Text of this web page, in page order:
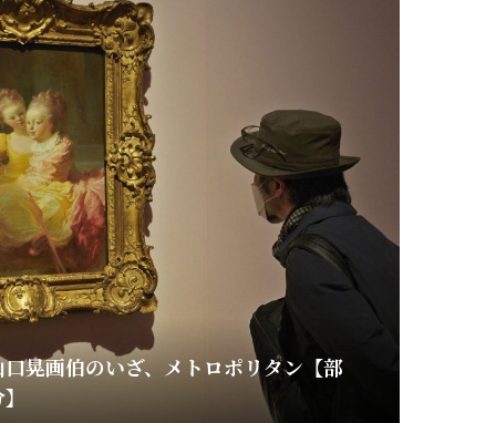
口晃画伯のいざ、メトロポリタン【部